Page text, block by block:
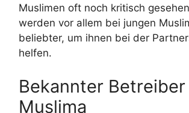
Muslimen oft noch kritisch
werden vor allem bei jungen
beliebter, um ihnen bei der
helfen.
Bekannter Betreiber
Muslima